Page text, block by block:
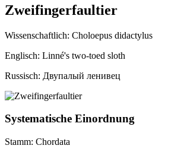
Zweifingerfaultier
Wissenschaftlich: Choloepus didactylus
Englisch: Linné's two-toed sloth
Russisch: Двупалый ленивец
Systematische Einordnung
Stamm: Chordata